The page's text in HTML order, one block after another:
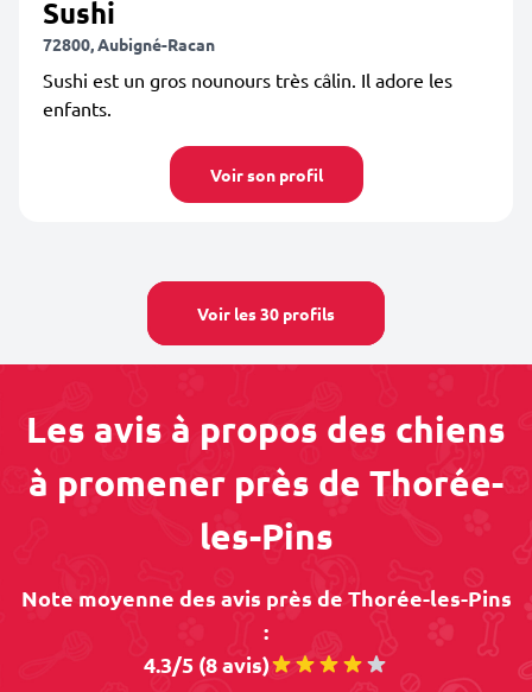
Sushi
72800, Aubigné-Racan
Sushi est un gros nounours très câlin. Il adore les
enfants.
Voir son profil
Voir les 30 profils
Les avis à propos des chiens
à promener près de Thorée-
les-Pins
Note moyenne des avis près de Thorée-les-Pins
:
4.3/5 (8 avis)